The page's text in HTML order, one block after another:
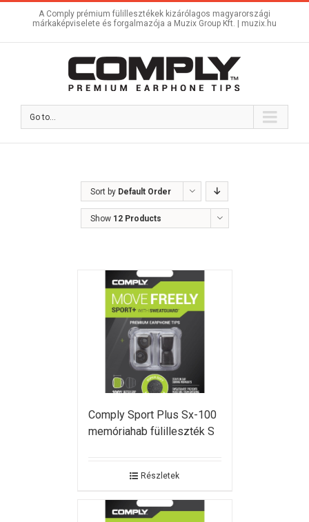
A Comply prémium fülillesztékek kizárólagos magyarországi
márkaképviselete és forgalmazója a Muzix Group Kft. | muzix.hu
Go to...
Sort by Default Order
Show 12 Products
Comply Sport Plus Sx-100
memóriahab fülilleszték S
Részletek